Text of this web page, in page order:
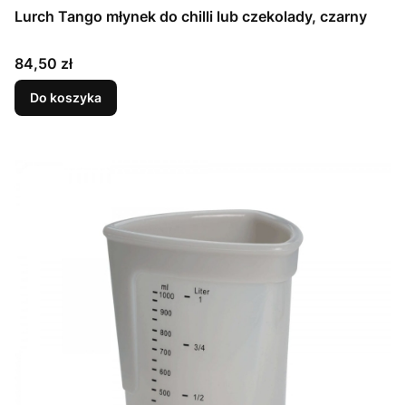
Lurch Tango młynek do chilli lub czekolady, czarny
Cena
84,50 zł
Do koszyka